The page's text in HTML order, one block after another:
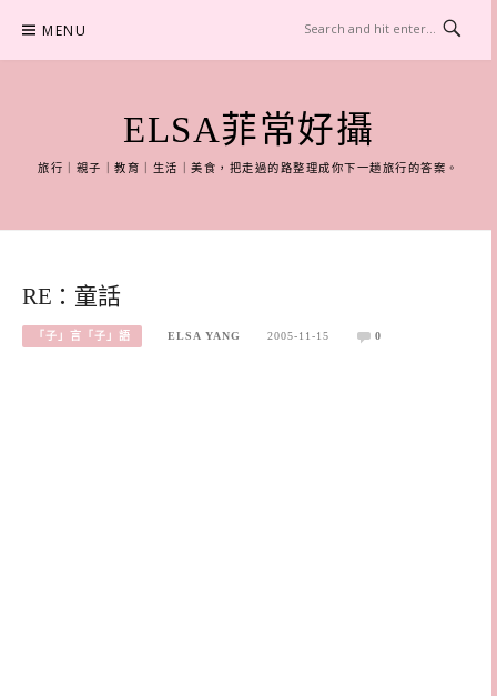
content
MENU
ELSA菲常好攝
旅行｜親子｜教育｜生活｜美食，把走過的路整理成你下一趟旅行的答案。
RE：童話
「子」言「子」語 ELSA YANG 2005-11-15 0